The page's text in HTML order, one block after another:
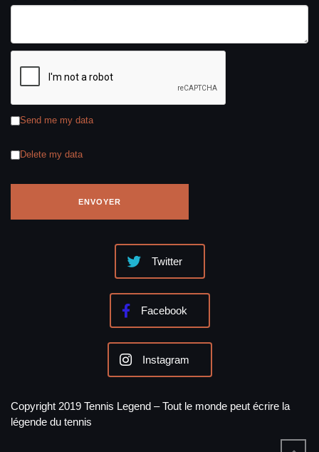
Send me my data
Delete my data
Twitter
Facebook
Instagram
Copyright 2019 Tennis Legend – Tout le monde peut écrire la
légende du tennis